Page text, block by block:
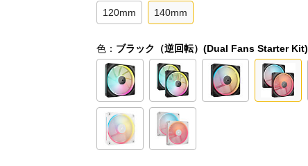
120mm 140mm
色： ブラック（逆回転）(Dual Fans Starter Kit)